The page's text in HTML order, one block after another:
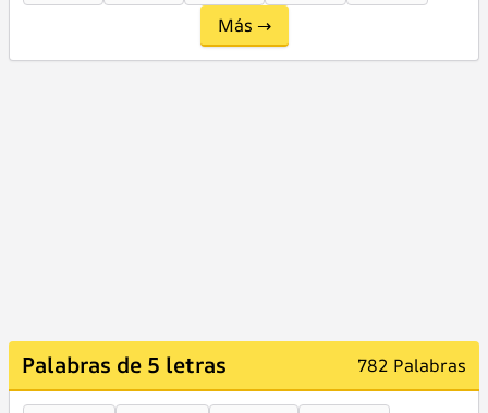
Más →
Palabras de 5 letras 782 Palabras